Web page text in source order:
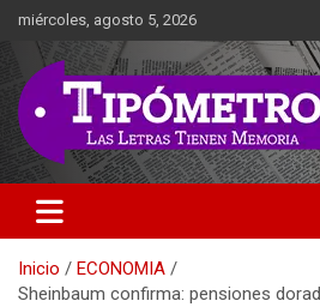
Saltar
contenido
miércoles, agosto 5, 2026
Tipometro
Las Letras Tienen Memoria
Inicio
ECONOMIA
Sheinbaum confirma: pensiones